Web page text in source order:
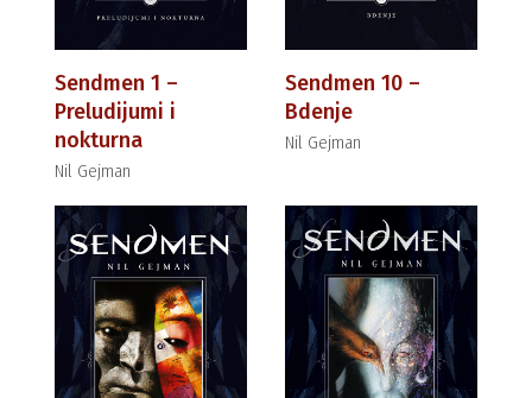
Sendmen 1 –
Preludijumi i
nokturna
Nil Gejman
Sendmen 10 –
Bdenje
Nil Gejman